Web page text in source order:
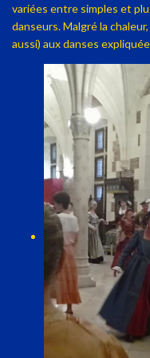
variées entre simples et
danseurs. Malgré la
aussi) aux danses